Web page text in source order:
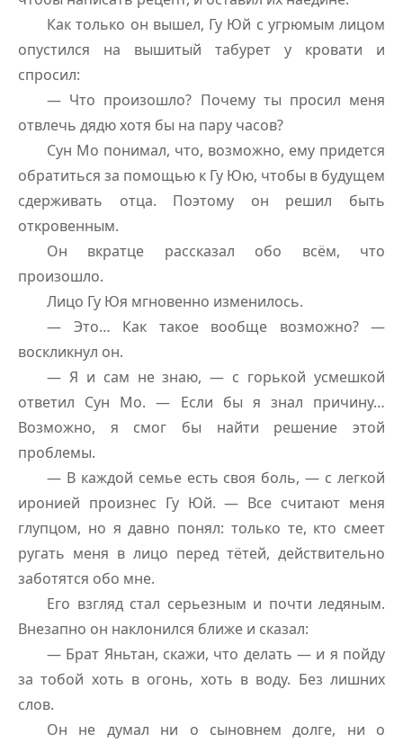
Как только он вышел, Гу Юй с угрюмым лицом
опустился на вышитый табурет у кровати и
спросил:
— Что произошло? Почему ты просил меня
отвлечь дядю хотя бы на пару часов?
Сун Мо понимал, что, возможно, ему придется
обратиться за помощью к Гу Юю, чтобы в будущем
сдерживать отца. Поэтому он решил быть
откровенным.
Он вкратце рассказал обо всём, что
произошло.
Лицо Гу Юя мгновенно изменилось.
— Это… Как такое вообще возможно? —
воскликнул он.
— Я и сам не знаю, — с горькой усмешкой
ответил Сун Мо. — Если бы я знал причину…
Возможно, я смог бы найти решение этой
проблемы.
— В каждой семье есть своя боль, — с легкой
иронией произнес Гу Юй. — Все считают меня
глупцом, но я давно понял: только те, кто смеет
ругать меня в лицо перед тётей, действительно
заботятся обо мне.
Его взгляд стал серьезным и почти ледяным.
Внезапно он наклонился ближе и сказал:
— Брат Яньтан, скажи, что делать — и я пойду
за тобой хоть в огонь, хоть в воду. Без лишних
слов.
Он не думал ни о сыновнем долге, ни о